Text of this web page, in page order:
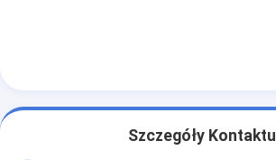
Pionowa pompa odśrodkowa
Szczegóły Kontaktu